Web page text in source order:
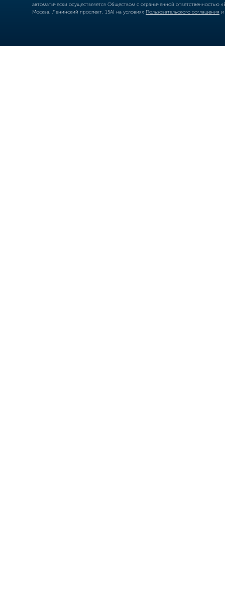
автоматически осуществляется Обществом с ограниченной
Москва, Ленинский проспект, 15А) на условиях Пользовательского соглашения и